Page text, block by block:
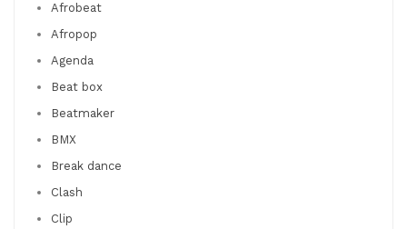
Afrobeat
Afropop
Agenda
Beat box
Beatmaker
BMX
Break dance
Clash
Clip